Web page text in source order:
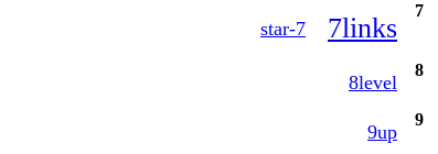
7
7links
7-star
8
8level
9
9up